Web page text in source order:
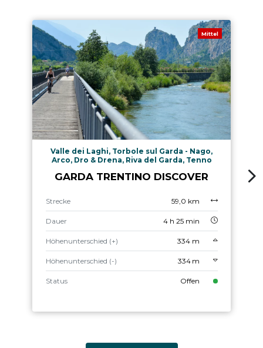
Mittel
Valle dei Laghi, Torbole sul Garda - Nago,
Arco, Dro & Drena, Riva del Garda, Tenno
GARDA TRENTINO DISCOVER
Strecke 59,0 km
Dauer 4 h 25 min
Höhenunterschied (+) 334 m
Höhenunterschied (-) 334 m
Status Offen